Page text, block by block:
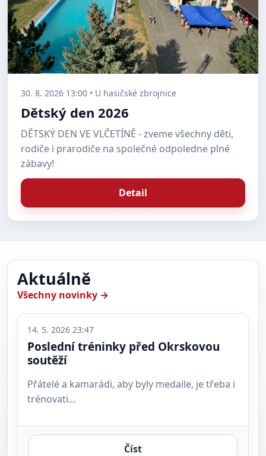
30. 8. 2026 13:00 • U hasičské zbrojnice
Dětský den 2026
DĚTSKÝ DEN VE VLČETÍNĚ - zveme všechny děti,
rodiče i prarodiče na společné odpoledne plné
zábavy!
Detail
Aktuálně
Všechny novinky →
14. 5. 2026 23:47
Poslední tréninky před Okrskovou
soutěží
Přátelé a kamarádi, aby byly medaile, je třeba i
trénovati...
Číst